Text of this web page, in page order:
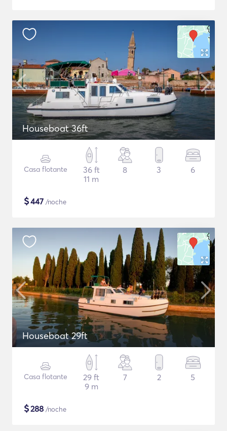
Houseboat 36ft
Casa flotante
36 ft
11 m
8 3 6
$447 /noche
Houseboat 29ft
Casa flotante
29 ft
9 m
7 2 5
$288 /noche